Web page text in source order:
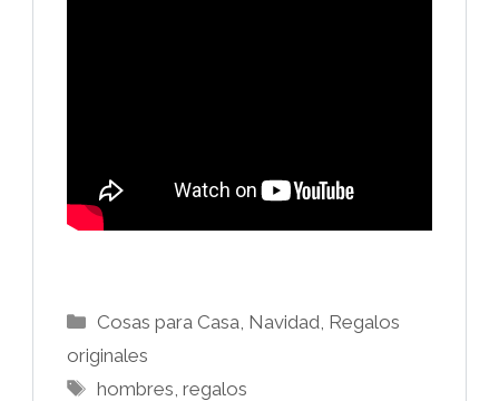
Categorías
Cosas para Casa, Navidad, Regalos
originales
Etiquetas
hombres,regalos